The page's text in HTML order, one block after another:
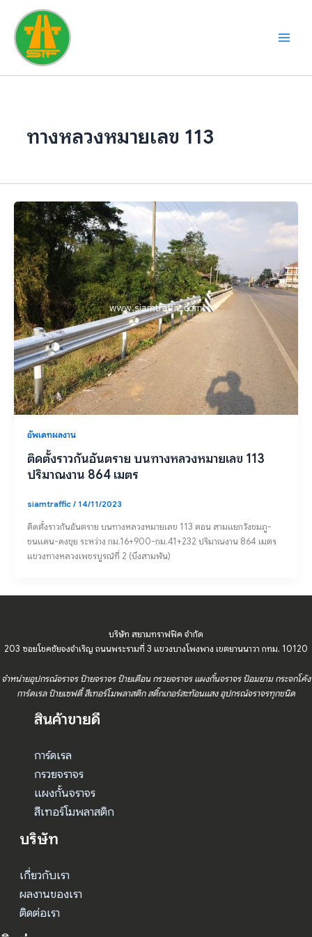
content
ทางหลวงหมายเลข 113
อัพเดทผลงาน
ติดตั้งราวกันอันตราย บนทางหลวงหมายเลข 113
ปริมาณงาน 864 เมตร
siamtraffic/ 14/11/2023
ติดตั้งราวกันอันตราย บนทางหลวงหมายเลข 113 ตอน สามแยกวังชมภู-
ชนแดน-ดงขุย ระหว่าง กม.16+900-กม.41+232 ปริมาณงาน 864 เมตร
แขวงทางหลวงเพชรบูรณ์ที่ 2 (บึงสามพัน)
บริษัท สยามทราฟฟิค จำกัด
203 ซอยโชคชัยจงจำเริญ ถนนพระรามที่ 3 แขวงบางโพงพาง เขตยานนาวา กทม. 10120
จำหน่ายอุปกรณ์จราจร ป้ายจราจร ป้ายเตือน กรวยจราจร แผงกั้นจราจร ป้อมยาม กระจกโค้ง
การ์ดเรล ป้ายเซฟตี้ สีเทอร์โมพลาสติก สติ๊กเกอร์สะท้อนแสง อุปกรณ์จราจรทุกชนิด
สินค้าขายดี
การ์ดเรล
กรวยจราจร
แผงกั้นจราจร
สีเทอร์โมพลาสติก
บริษัท
เกี่ยวกับเรา
ผลงานของเรา
ติดต่อเรา